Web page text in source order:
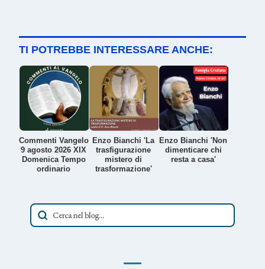
TI POTREBBE INTERESSARE ANCHE:
Commenti Vangelo
9 agosto 2026 XIX
Domenica Tempo
ordinario
Enzo Bianchi 'La
trasfigurazione
mistero di
trasformazione'
Enzo Bianchi 'Non
dimenticare chi
resta a casa'